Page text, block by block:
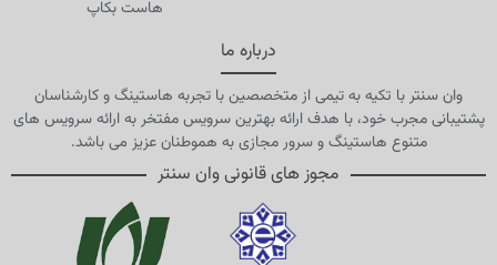
درباره ما
وان سنتر با تکیه به تیمی از متخصصین با تجربه هاستینگ و کارشناسان
پشتیبانی مجرب خود، با هدف ارائه بهترین سرویس مفتخر به ارائه سرویس های
متنوع هاستینگ و سرور مجازی به هموطنان عزیز می باشد.
هاست بکاپ
مجوز های قانونی وان سنتر